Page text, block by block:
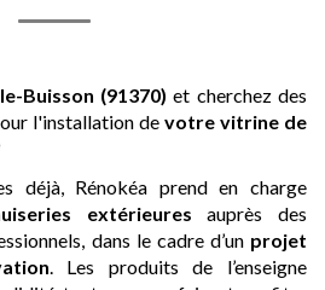
Buisson (91370) et cherchez des
l'installation de votre vitrine de
déjà, Rénokéa prend en charge
extérieures auprès des
dans le cadre d’un projet
. Les produits de l’enseigne